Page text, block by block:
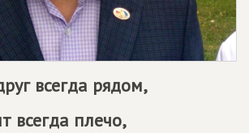
всегда рядом,
всегда плечо,